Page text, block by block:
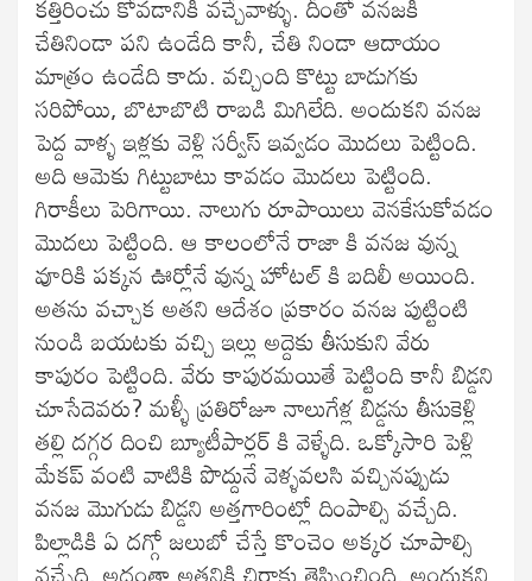
చేతినిండా పని ఉండేది కానీ, చేతి నిండా ఆదాయం
మాత్రం ఉండేది కాదు. వచ్చింది కొట్టు బాడుగకు
సరిపోయి, బొటాబొటి రాబడి మిగిలేది. అందుకని వనజ
పెద్ద వాళ్ళ ఇళ్లకు వెళ్లి సర్వీస్ ఇవ్వడం మొదలు పెట్టింది.
అది ఆమెకు గిట్టుబాటు కావడం మొదలు పెట్టింది.
గిరాకీలు పెరిగాయి. నాలుగు రూపాయిలు వెనకేసుకోవడం
మొదలు పెట్టింది. ఆ కాలంలోనే రాజా కి వనజ వున్న
వూరికి పక్కన ఊర్లోనే వున్న హోటల్ కి బదిలీ అయింది.
అతను వచ్చాక అతని ఆదేశం ప్రకారం వనజ పుట్టింటి
నుండి బయటకు వచ్చి ఇల్లు అద్దెకు తీసుకుని వేరు
కాపురం పెట్టింది. వేరు కాపురమయితే పెట్టింది కానీ బిడ్డని
చూసేదెవరు? మళ్ళీ ప్రతిరోజూ నాలుగేళ్ల బిడ్డను తీసుకెళ్లి
తల్లి దగ్గర దించి బ్యూటీపార్లర్ కి వెళ్ళేది. ఒక్కోసారి పెళ్లి
మేకప్ వంటి వాటికి పొద్దునే వెళ్ళవలసి వచ్చినప్పుడు
వనజ మొగుడు బిడ్డని అత్తగారింట్లో దింపాల్సి వచ్చేది.
పిల్లాడికి ఏ దగ్గో జలుబో చేస్తే కొంచెం అక్కర చూపాల్సి